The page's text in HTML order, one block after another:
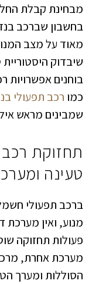
מבחינת קבלת
בחשבון שברכב
מאוד על מצב
שיבדוק
בוחנים אפשרויות
כמו רכב תפעולי
שמבינים מראש
תחזוקת רכב
טעינה
ברכב תפעולי
מנוע, ואין
פעולות תחזוקה
מערכת אחרת,
הסוללות ומערך